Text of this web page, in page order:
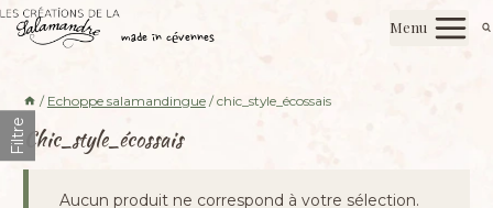
Aller
au
made in cévennes
Menu
/ Echoppe salamandingue / chic_style_écossais
Chic_style_écossais
Aucun produit ne correspond à votre sélection.
Filtre